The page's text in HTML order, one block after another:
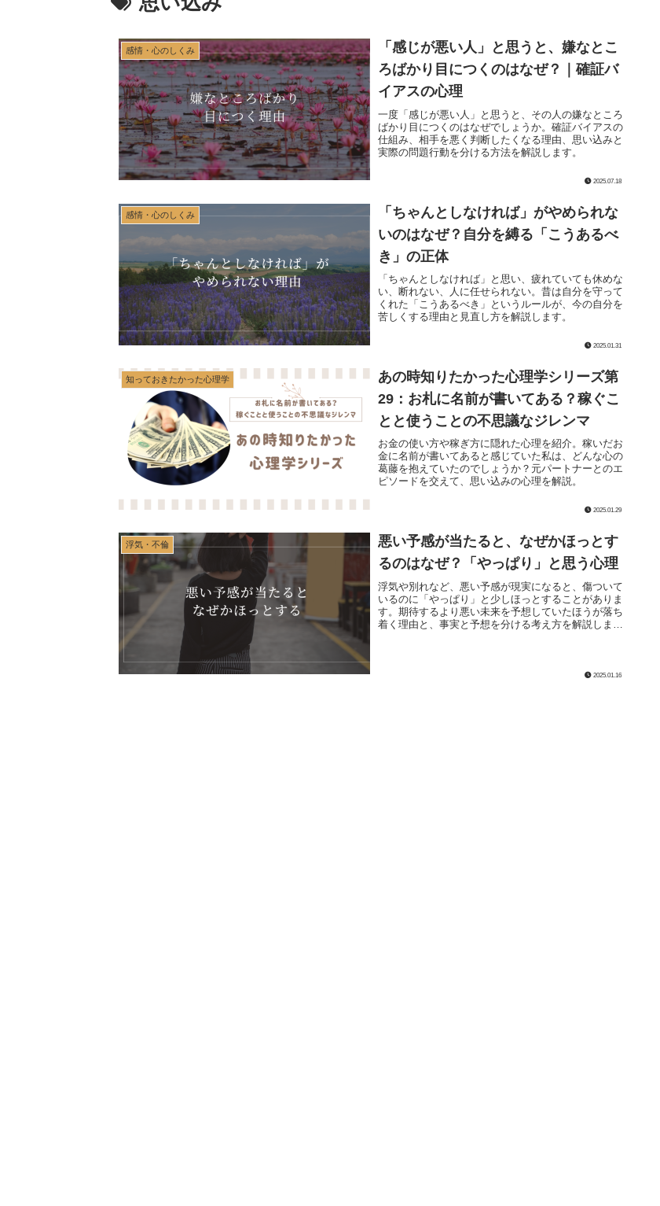
感情・心のしくみ
「感じが悪い人」と思うと、嫌なとこ
ろばかり目につくのはなぜ？｜確証バ
イアスの心理
一度「感じが悪い人」と思うと、その人の嫌なところ
ばかり目につくのはなぜでしょうか。確証バイアスの
仕組み、相手を悪く判断したくなる理由、思い込みと
実際の問題行動を分ける方法を解説します。
2025.07.18
感情・心のしくみ
「ちゃんとしなければ」がやめられな
いのはなぜ？自分を縛る「こうあるべ
き」の正体
「ちゃんとしなければ」と思い、疲れていても休めな
い、断れない、人に任せられない。昔は自分を守って
くれた「こうあるべき」というルールが、今の自分を
苦しくする理由と見直し方を解説します。
2025.01.31
知っておきたかった心理学
あの時知りたかった心理学シリーズ第
29：お札に名前が書いてある？稼ぐこ
とと使うことの不思議なジレンマ
お金の使い方や稼ぎ方に隠れた心理を紹介。稼いだお
金に名前が書いてあると感じていた私は、どんな心の
葛藤を抱えていたのでしょうか？元パートナーとのエ
ピソードを交えて、思い込みの心理を解説。
2025.01.29
浮気・不倫
悪い予感が当たると、なぜかほっとす
るのはなぜ？「やっぱり」と思う心理
浮気や別れなど、悪い予感が現実になると、傷ついて
いるのに「やっぱり」と少しほっとすることがありま
す。期待するより悪い未来を予想していたほうが落ち
着く理由と、事実と予想を分ける考え方を解説しま
2025.01.16